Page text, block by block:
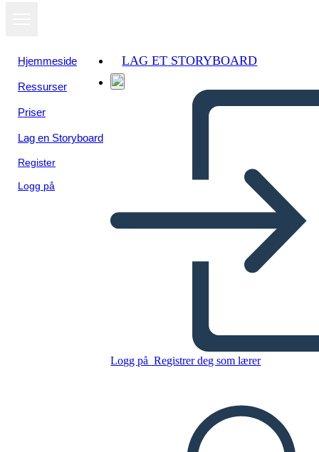
Hjemmeside
Ressurser
Priser
Lag en Storyboard
Register
Logg på
LAG ET STORYBOARD
Logg på Registrer deg som lærer
Kopier dette storyboardet
SPILLE AV LYSBILDEFREMVISNING
LES FOR MEG